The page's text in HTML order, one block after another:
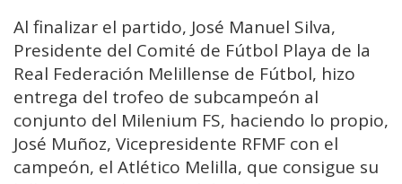
Al finalizar el partido, José Manuel Silva,
Presidente del Comité de Fútbol Playa de la
Real Federación Melillense de Fútbol, hizo
entrega del trofeo de subcampeón al
conjunto del Milenium FS, haciendo lo propio,
José Muñoz, Vicepresidente RFMF con el
campeón, el Atlético Melilla, que consigue su